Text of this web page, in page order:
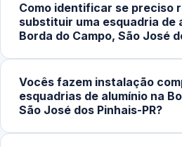
acabamento e complexidade.
R$180,00 e chegam a
Como identificar se preciso
substituir uma esquadria de
Borda do Campo, São José
ruídos durante o uso,
contra vento e chuva e
Vocês fazem instalação
esquadrias de alumínio na
São José dos Pinhais-PR?